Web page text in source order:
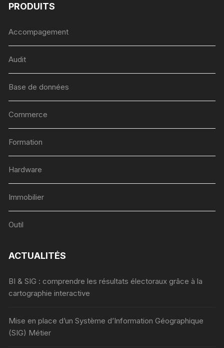
PRODUITS
Accompagement
Audit
Base de données
Commerce
Formation
Hardware
Immobilier
Outil
ACTUALITÉS
BI & SIG : comprendre les résultats électoraux grâce à la
cartographie interactive
Mise en place d’un Système d’Information Géographique
(SIG) Métier